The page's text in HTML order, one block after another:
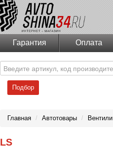
Гарантия Оплата
Подбор
Главная / Автотовары / Вентили
LS